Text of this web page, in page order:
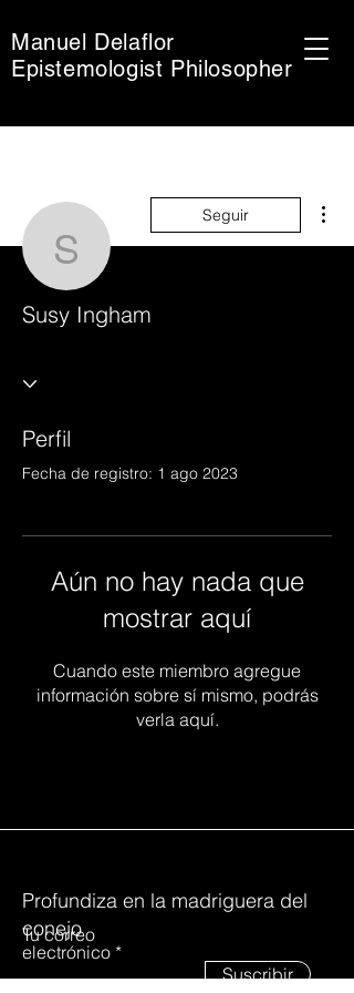
Manuel Delaflor
Epistemologist Philosopher
Susy Ingham
Seguir
Susy Ingham
Perfil
Fecha de registro: 1 ago 2023
Aún no hay nada que
mostrar aquí
Cuando este miembro agregue
información sobre sí mismo, podrás
verla aquí.
Profundiza en la madriguera del
conejo
Tu correo
electrónico
Suscribir